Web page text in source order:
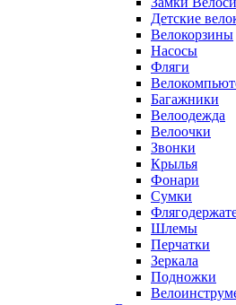
Детские
Велокорзины
Насосы
Фляги
Багажники
Велоодежда
Велоочки
Звонки
Крылья
Фонари
Сумки
Шлемы
Перчатки
Зеркала
Подножки